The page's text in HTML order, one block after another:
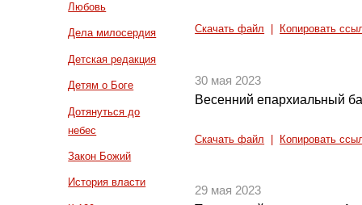
Любовь
Дела милосердия
Детская редакция
Детям о Боге
Дотянуться до
небес
Закон Божий
История власти
Скачать файл Копировать
30 мая 2023
Весенний епархиальный
Скачать файл Копировать
29 мая 2023